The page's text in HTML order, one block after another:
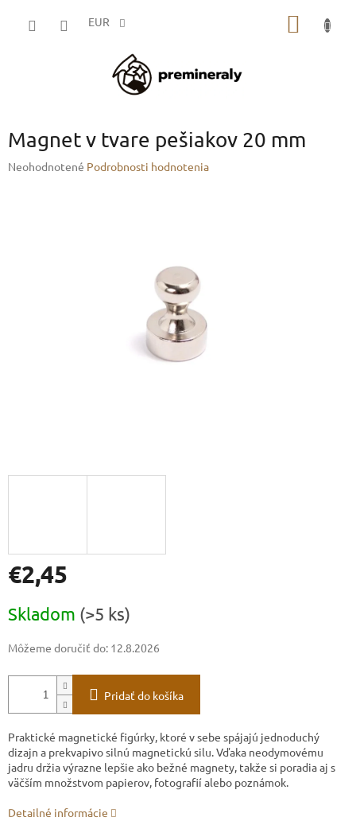
EUR
Magnet v tvare pešiakov 20 mm
Priemerné
Neohodnotené Podrobnosti hodnotenia
€2,45
cena:
Skladom (>5 ks)
Môžeme doručiť do: 12.8.2026
Pridať do košíka
Praktické magnetické figúrky, ktoré v sebe spájajú jednoduchý
dizajn a prekvapivo silnú magnetickú silu. Vďaka neodymovému
jadru držia výrazne lepšie ako bežné magnety, takže si poradia aj s
väčším množstvom papierov, fotografií alebo poznámok.
Detailné informácie